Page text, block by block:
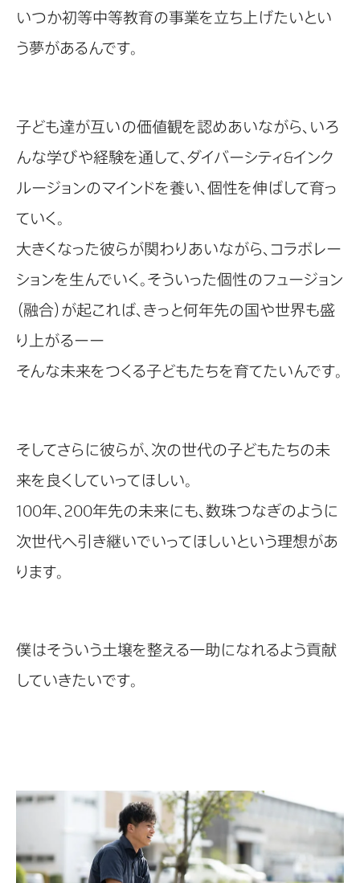
いつか初等中等教育の事業を立ち上げたいとい
う夢があるんです。
子ども達が互いの価値観を認めあいながら、いろ
んな学びや経験を通して、ダイバーシティ&インク
ルージョンのマインドを養い、個性を伸ばして育っ
ていく。
大きくなった彼らが関わりあいながら、コラボレー
ションを生んでいく。そういった個性のフュージョン
（融合）が起これば、きっと何年先の国や世界も盛
り上がるーー
そんな未来をつくる子どもたちを育てたいんです。
そしてさらに彼らが、次の世代の子どもたちの未
来を良くしていってほしい。
100年、200年先の未来にも、数珠つなぎのように
次世代へ引き継いでいってほしいという理想があ
ります。
僕はそういう土壌を整える一助になれるよう貢献
していきたいです。